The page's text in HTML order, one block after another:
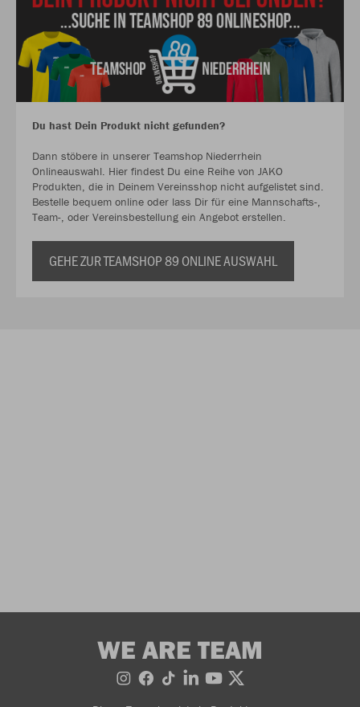
Du hast Dein Produkt nicht gefunden?
Dann stöbere in unserer Teamshop Niederrhein
Onlineauswahl. Hier findest Du eine Reihe von JAKO
Produkten, die in Deinem Vereinsshop nicht aufgelistet sind.
Bestelle bequem online oder lass Dir für eine Mannschafts-,
Team-, oder Vereinsbestellung ein Angebot erstellen.
GEHE ZUR TEAMSHOP 89 ONLINE AUSWAHL
WE ARE TEAM